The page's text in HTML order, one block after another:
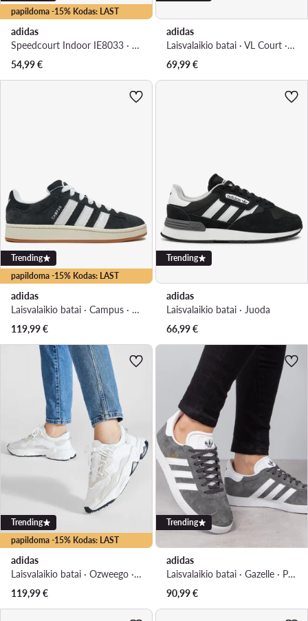
papildoma -15% Kodas: LAST
adidas
Speedcourt Indoor IE8033 · Batai uždaroms aikštelėms
54,99€
adidas
Laisvalaikio batai · VL Court · Juoda
69,99€
papildoma -15% Kodas: LAST
Trending
adidas
Laisvalaikio batai · Campus · Juoda
119,99€
Trending
adidas
Laisvalaikio batai · Juoda
66,99€
papildoma -15% Kodas: LAST
Trending
adidas
Laisvalaikio batai · Ozweego · Balta
119,99€
Trending
adidas
Laisvalaikio batai · Gazelle · Pilka
90,99€